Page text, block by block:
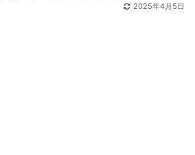
2025年4月5日